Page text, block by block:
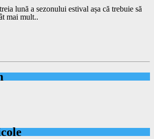
lună a sezonului estival așa că trebuie să
mai mult..